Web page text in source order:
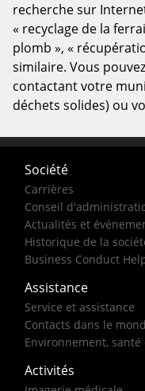
recherche sur
« recyclage de la
plomb », «
similaire. Vous
contactant votre
déchets solides) ou
Société
Carrières
Conseil
Actualités et
Historique de la
Business Conduct
Assistance
Service et assistance
Contacts dans le
Environnement,
Activités